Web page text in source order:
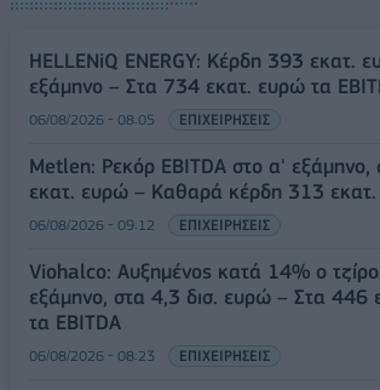
HELLENiQ ENERGY: Κέρδη 393 εκατ.
εξάμηνο – Στα 734 εκατ. ευρώ τα
06/08/2026 - 08:05 ΕΠΙΧΕΙΡΗΣΕΙΣ
Metlen: Ρεκόρ EBITDA στο α' εξάμηνο,
εκατ. ευρώ – Καθαρά κέρδη 313
06/08/2026 - 09:12 ΕΠΙΧΕΙΡΗΣΕΙΣ
Viohalco: Αυξημένος κατά 14% ο
εξάμηνο, στα 4,3 δισ. ευρώ – Στα 446
τα EBITDA
06/08/2026 - 08:23 ΕΠΙΧΕΙΡΗΣΕΙΣ